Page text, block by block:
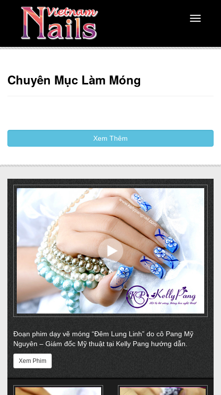
Toggle
Chuyên Mục Làm Móng
Xem Thêm
Đoạn phim dạy vẽ móng “Đêm Lung Linh” do cô Pang Mỹ
Nguyên – Giám đốc Mỹ thuật tại Kelly Pang hướng dẫn.
Xem Phim